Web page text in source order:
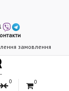
замовлення
0 0